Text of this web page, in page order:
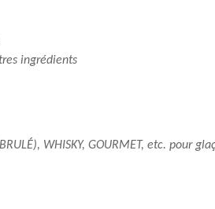
ingrédients
WHISKY, GOURMET, etc. pour